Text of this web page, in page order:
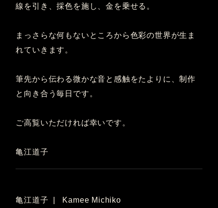
線を引き、採色を施し、金を乗せる。
まっさらな何もないところから色彩の世界が生ま
れていきます。
筆先から伝わる微かな音と感触をたよりに、制作
と向き合う毎日です。
ご高覧いただければ幸いです。
亀江道子
亀江道子 | Kamee Michiko